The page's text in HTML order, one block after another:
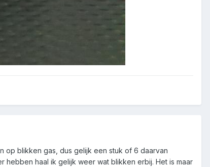
blikken gas, dus gelijk een stuk of 6 daarvan
haal ik gelijk weer wat blikken erbij. Het is maar